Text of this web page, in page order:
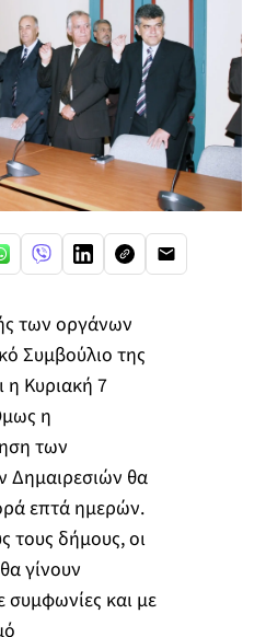
των οργάνων
Συμβούλιο της
η Κυριακή 7
η
των
Δημαιρεσιών θα
επτά ημερών.
τους δήμους, οι
γίνουν
συμφωνίες και με